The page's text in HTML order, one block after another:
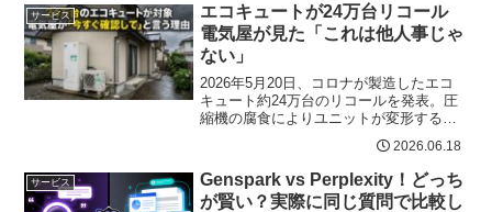
サービス
エコキュートが24万台リコール
電気屋が見た「これは他人事じゃ
ない」
2026年5月20日、コロナが製造したエコ
キュート約24万台のリコールを発表。圧
縮機の腐食によりユニットが変形する可
確認方法・対応手順を解説。 2026.06.18
サービス
Genspark vs Perplexity！どっち
が賢い？実際に同じ質問で比較し